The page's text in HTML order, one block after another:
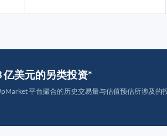
亿美元的另类投资*
平台撮合的历史交易量与估值预估所涉及